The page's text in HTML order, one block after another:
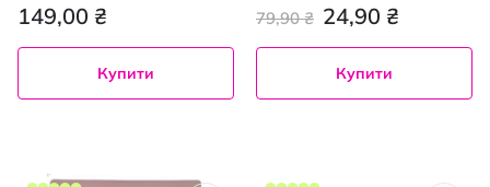
149,00 ₴
Купити
24,90 ₴
79,90 ₴
Купити